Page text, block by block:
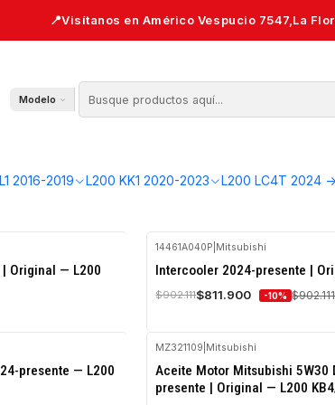
Modelo
2016-2019 L200 KK1 2020-2023 L200 LC4T 2024 ->
verificado. Los primeros repuestos
Original — L200
-10%
OFF
14461A040P Mitsubishi
Intercooler 2024-presente |
$902.111$811.900 -10% $902.111
presente — L200
-10%
OFF
MZ321109 Mitsubishi
Aceite Motor Mitsubishi 5W30
presente | Original — L200